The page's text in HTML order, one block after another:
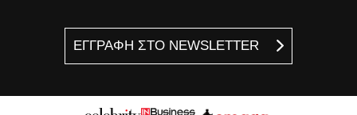
ΕΓΓΡΑΦΗ ΣΤΟ NEWSLETTER